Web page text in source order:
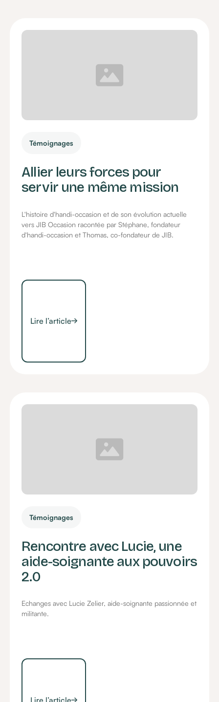
Témoignages
Allier leurs forces pour
servir une même mission
L'histoire d'handi-occasion et de son évolution actuelle
vers JIB Occasion racontée par Stéphane, fondateur
d'handi-occasion et Thomas, co-fondateur de JIB.
Lire l’article
Témoignages
Rencontre avec Lucie, une
aide-soignante aux pouvoirs
2.0
Echanges avec Lucie Zelier, aide-soignante passionnée et
militante.
Lire l’article